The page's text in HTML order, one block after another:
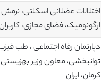
اختلالات عضلانی اسکلتی،
ارگونومیک، فضای مجازی، کاربران
دپارتمان رفاه اجتماعی ، طب
توانبخشی، معاون وزیر
کرمان، ایران